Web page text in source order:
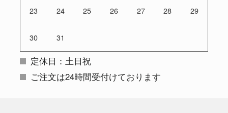
23 24 25 26 27 28 29
30 31
定休日：土日祝
ご注文は24時間受付けております